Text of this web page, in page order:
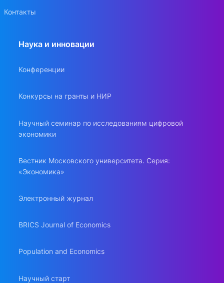
Контакты
Наука и инновации
Конференции
Конкурсы на гранты и НИР
Научный семинар по исследованиям цифровой
экономики
Вестник Московского университета. Серия:
«Экономика»
Электронный журнал
BRICS Journal of Economics
Population and Economics
Научный старт